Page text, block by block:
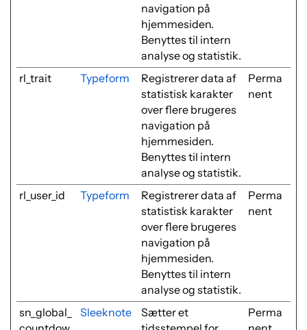
navigation på
hjemmesiden.
Benyttes til intern
analyse og statistik.
rl_trait Typeform
Registrerer data af
statistisk karakter
over flere brugeres
navigation på
hjemmesiden.
Benyttes til intern
analyse og statistik.
Perma
nent
rl_user_id Typeform
Registrerer data af
statistisk karakter
over flere brugeres
navigation på
hjemmesiden.
Benyttes til intern
analyse og statistik.
Perma
nent
sn_global_
Sleeknote
Sætter et
Perma